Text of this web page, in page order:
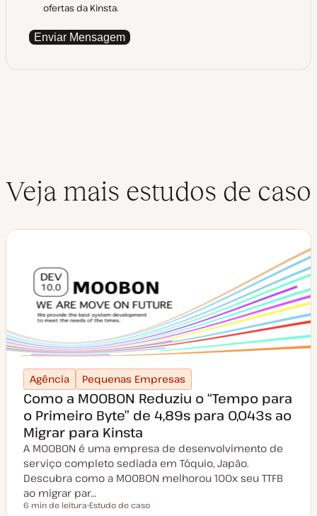
ofertas da Kinsta.
Enviar Mensagem
Veja mais estudos de caso
Agência Pequenas Empresas
Como a MOOBON Reduziu o “Tempo para
o Primeiro Byte” de 4,89s para 0,043s ao
Migrar para Kinsta
A MOOBON é uma empresa de desenvolvimento de
serviço completo sediada em Tóquio, Japão.
Descubra como a MOOBON melhorou 100x seu TTFB
ao migrar par…
Tempo de leitura
6 min de leitura Estudo de caso